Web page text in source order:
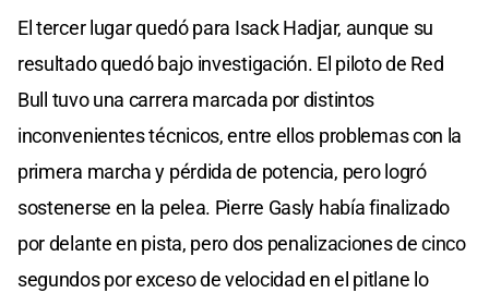
El tercer lugar quedó para Isack Hadjar, aunque su
resultado quedó bajo investigación. El piloto de Red
Bull tuvo una carrera marcada por distintos
inconvenientes técnicos, entre ellos problemas con la
primera marcha y pérdida de potencia, pero logró
sostenerse en la pelea. Pierre Gasly había finalizado
por delante en pista, pero dos penalizaciones de cinco
segundos por exceso de velocidad en el pitlane lo